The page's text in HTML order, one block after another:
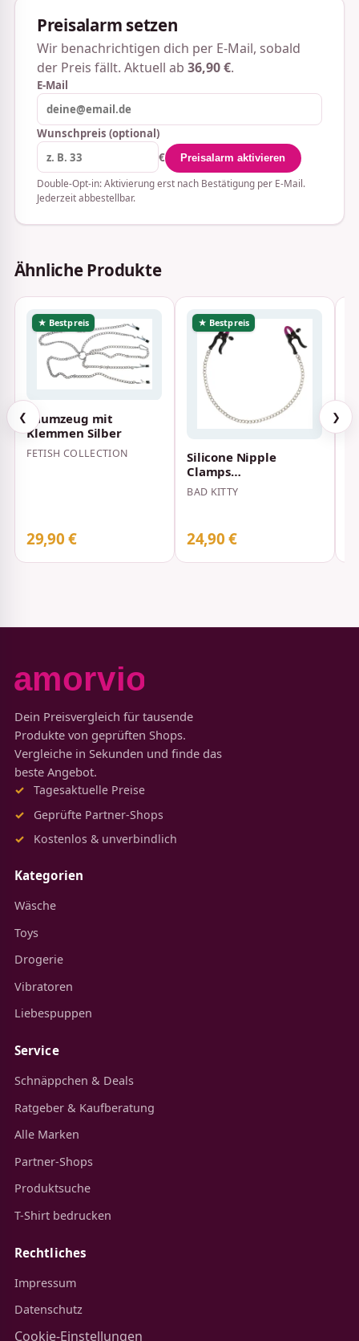
Preisalarm setzen
Wir benachrichtigen dich per E-Mail, sobald
der Preis fällt. Aktuell ab 36,90 €.
E-Mail
Wunschpreis (optional)
€
Preisalarm aktivieren
Double-Opt-in: Aktivierung erst nach Bestätigung per E-Mail.
Jederzeit abbestellbar.
Ähnliche Produkte
❮
★ Bestpreis
Zaumzeug mit
Klemmen Silber
FETISH COLLECTION
29,90 €
★ Bestpreis
Silicone Nipple
Clamps
Nippelklemmen aus
Silikon Schwarz
BAD KITTY
24,90 €
❯
Dein Preisvergleich für tausende
Produkte von geprüften Shops.
Vergleiche in Sekunden und finde das
beste Angebot.
Tagesaktuelle Preise
Geprüfte Partner-Shops
Kostenlos & unverbindlich
Kategorien
Wäsche
Toys
Drogerie
Vibratoren
Liebespuppen
Service
Schnäppchen & Deals
Ratgeber & Kaufberatung
Alle Marken
Partner-Shops
Produktsuche
T-Shirt bedrucken
Rechtliches
Impressum
Datenschutz
Cookie-Einstellungen